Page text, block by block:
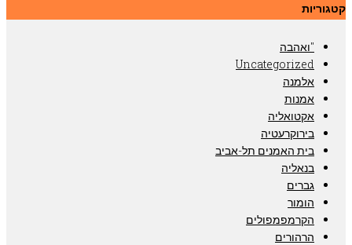
קטגוריות
"ואהבה
Uncategorized
אלמנה
אמנות
אקטואליה
בירוקרעטיה
בית האמנים תל-אביב
בנאליה
גברים
הומור
הקרמפמפולים
הרהורים